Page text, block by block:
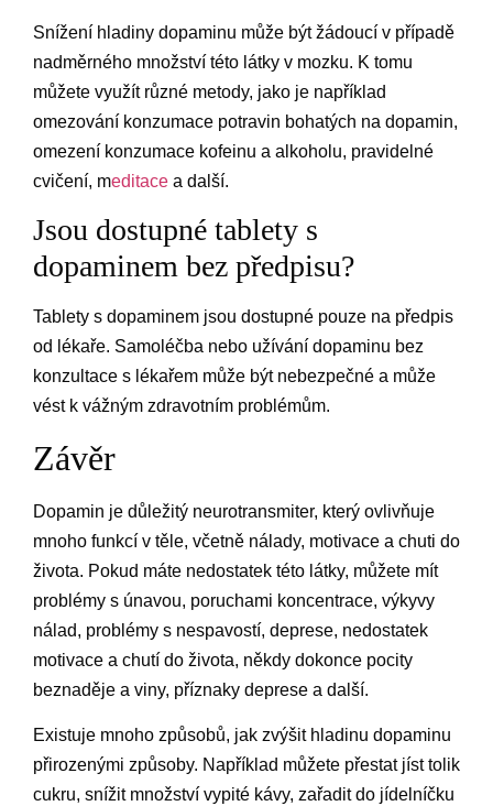
Snížení hladiny dopaminu může být žádoucí v případě
nadměrného množství této látky v mozku. K tomu
můžete využít různé metody, jako je například
omezování konzumace potravin bohatých na dopamin,
omezení konzumace kofeinu a alkoholu, pravidelné
cvičení, meditace a další.
Jsou dostupné tablety s
dopaminem bez předpisu?
Tablety s dopaminem jsou dostupné pouze na předpis
od lékaře. Samoléčba nebo užívání dopaminu bez
konzultace s lékařem může být nebezpečné a může
vést k vážným zdravotním problémům.
Závěr
Dopamin je důležitý neurotransmiter, který ovlivňuje
mnoho funkcí v těle, včetně nálady, motivace a chuti do
života. Pokud máte nedostatek této látky, můžete mít
problémy s únavou, poruchami koncentrace, výkyvy
nálad, problémy s nespavostí, deprese, nedostatek
motivace a chutí do života, někdy dokonce pocity
beznaděje a viny, příznaky deprese a další.
Existuje mnoho způsobů, jak zvýšit hladinu dopaminu
přirozenými způsoby. Například můžete přestat jíst tolik
cukru, snížit množství vypité kávy, zařadit do jídelníčku